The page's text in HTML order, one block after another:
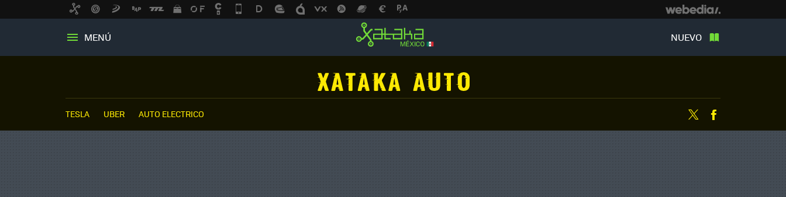
MENÚ NUEVO
TESLA UBER AUTO ELECTRICO Twitter